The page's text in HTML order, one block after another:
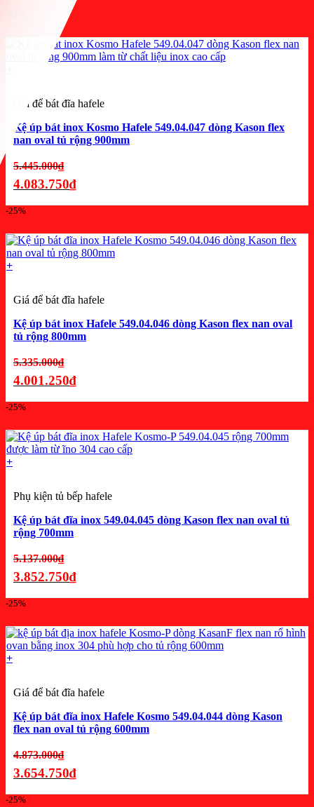
-25%
Giá để bát đĩa hafele
Kệ úp bát inox Kosmo Hafele 549.04.047 dòng Kason flex
nan oval tủ rộng 900mm
5.445.000₫Giá
gốc
4.083.750₫
tại
là:
-25%
+
Giá để bát đĩa hafele
Kệ úp bát inox Hafele 549.04.046 dòng Kason flex nan oval
tủ rộng 800mm
5.335.000₫Giá
gốc
4.001.250₫
tại
là:
-25%
+
Phụ kiện tủ bếp hafele
Kệ úp bát đĩa inox 549.04.045 dòng Kason flex nan oval tủ
rộng 700mm
5.137.000₫Giá
gốc
3.852.750₫
tại
là:
-25%
+
Giá để bát đĩa hafele
Kệ úp bát đĩa inox Hafele Kosmo 549.04.044 dòng Kason
flex nan oval tủ rộng 600mm
4.873.000₫Giá
gốc
3.654.750₫
-25%